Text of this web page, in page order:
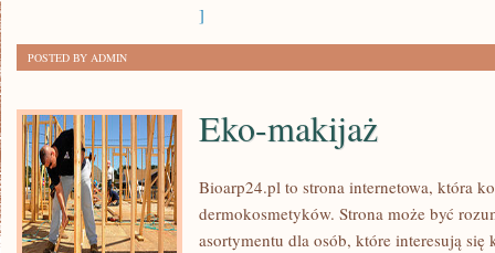
]
POSTED BY ADMIN
Eko-makijaż
Bioarp24.pl to strona internetowa, która
dermokosmetyków. Strona może być
asortymentu dla osób, które interesują